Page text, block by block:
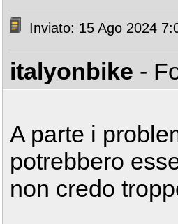
Inviato: 15 Ago 2024
italyonbike -
A parte i
potrebbero
non credo